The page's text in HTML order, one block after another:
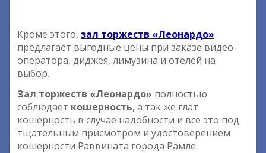
Кроме этого, зал торжеств «Леонардо»
предлагает выгодные цены при заказе видео-
оператора, диджея, лимузина и отелей на
выбор.
Зал торжеств «Леонардо» полностью
соблюдает кошерность, а так же глат
кошерность в случае надобности и все это под
тщательным присмотром и удостоверением
кошерности Раввината города Рамле.